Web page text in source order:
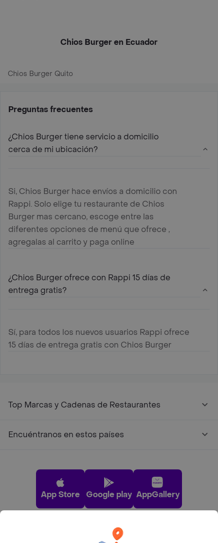
Chios Burger en Ecuador
Chios Burger Quito
Preguntas frecuentes
¿Chios Burger tiene servicio a domicilio
cerca de mi ubicación?
Si, Chios Burger hace envíos a domicilio con
Rappi. Solo elige tu restaurante de Chios
Burger mas cercano, escoge entre las
diferentes opciones de menú que ofrece ,
agregalas al carrito y paga online
¿Chios Burger ofrece con Rappi 15 días de
entrega gratis?
Sí, para todos los nuevos usuarios Rappi ofrece
15 días de entrega gratis con Chios Burger
Top Marcas y Cadenas de Restaurantes
Encuéntranos en estos países
App Store Google play AppGallery